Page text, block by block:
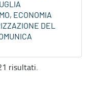
ECONOMIA
DEL
risultati.